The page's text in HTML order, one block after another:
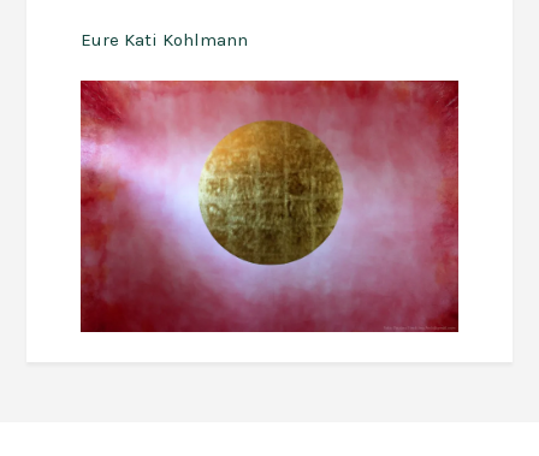
Eure Kati Kohlmann